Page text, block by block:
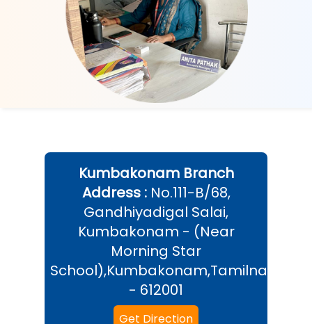
KumbakonamBranch
Address : No.111-B/68,
Gandhiyadigal Salai,
Kumbakonam - (Near
Morning Star
School),Kumbakonam,Tamilnadu
- 612001
Get Direction